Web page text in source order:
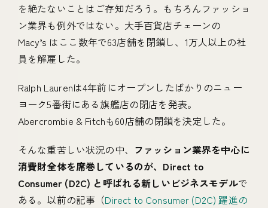
を絶たないことはご存知だろう。もちろんファッショ
ン業界も例外ではない。大手百貨店チェーンの
Macy’s はここ数年で63店舗を閉鎖し、1万人以上の社
員を解雇した。
Ralph Laurenは4年前にオープンしたばかりのニュー
ヨーク5番街にある旗艦店の閉店を発表。
Abercrombie & Fitchも60店舗の閉鎖を決定した。
そんな重苦しい状況の中、 ファッション業界を中心に
消費財全体を席巻しているのが、Direct to
Consumer (D2C) と呼ばれる新しいビジネスモデルで
ある。以前の記事（Direct to Consumer (D2C) 躍進の